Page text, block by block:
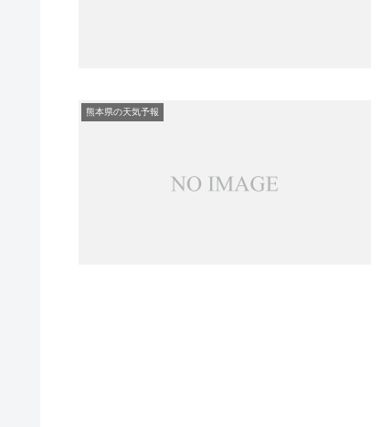
熊本県の天気予報